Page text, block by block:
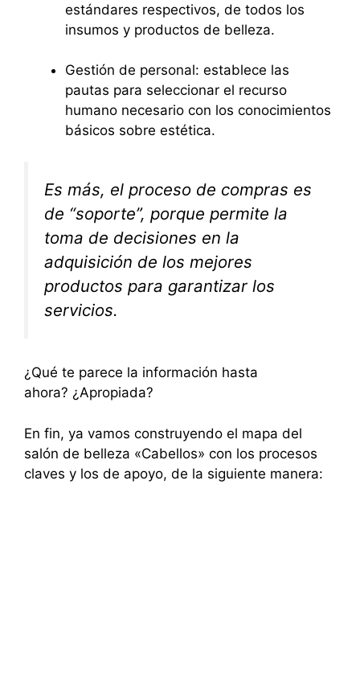
estándares respectivos, de todos los
insumos y productos de belleza.
Gestión de personal: establece las
pautas para seleccionar el recurso
humano necesario con los conocimientos
básicos sobre estética.
Es más, el proceso de compras es
de “soporte”, porque permite la
toma de decisiones en la
adquisición de los mejores
productos para garantizar los
servicios.
¿Qué te parece la información hasta
ahora? ¿Apropiada?
En fin, ya vamos construyendo el mapa del
salón de belleza «Cabellos» con los procesos
claves y los de apoyo, de la siguiente manera: